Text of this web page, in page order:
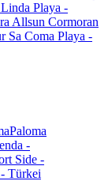
Playa -
Allsun Cormoran
Sa Coma Playa -
Paloma
-
Side -
Türkei